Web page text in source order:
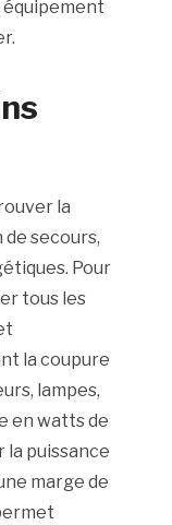
équipement
la
secours,
Pour
tous les
la coupure
lampes,
en watts de
puissance
marge de